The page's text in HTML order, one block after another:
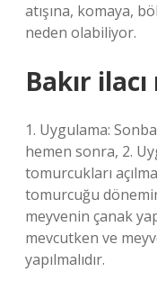
atışına, komaya,
neden olabiliyor.
Bakır
1. Uygulama:
hemen sonra, 2.
tomurcukları
tomurcuğu
meyvenin çanak
mevcutken ve
yapılmalıdır.